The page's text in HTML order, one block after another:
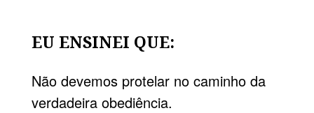
EU ENSINEI QUE:
Não devemos protelar no caminho da
verdadeira obediência.